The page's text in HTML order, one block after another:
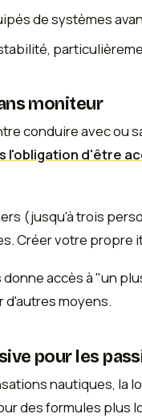
de systèmes
moniteur
conduire avec ou
l'obligation d'être
(jusqu'à trois
Créer votre
accès à "un
moyens.
pour les
nautiques,
des formules plus